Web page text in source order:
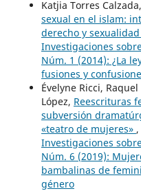
Katjia Torres Calzada,
sexual en el islam:
derecho y sexualidad
Investigaciones
Núm. 1 (2014): ¿La
fusiones y
Évelyne Ricci,
López, Reescrituras
subversión
«teatro de mujeres» ,
Investigaciones
Núm. 6 (2019):
bambalinas de
género